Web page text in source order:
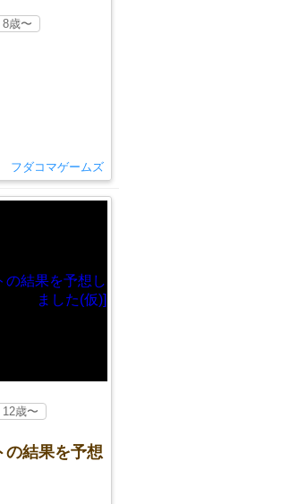
8歳〜
フダコマゲームズ
の結果を予想
12歳〜